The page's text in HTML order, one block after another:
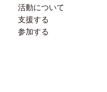
活動について
支援する
参加する